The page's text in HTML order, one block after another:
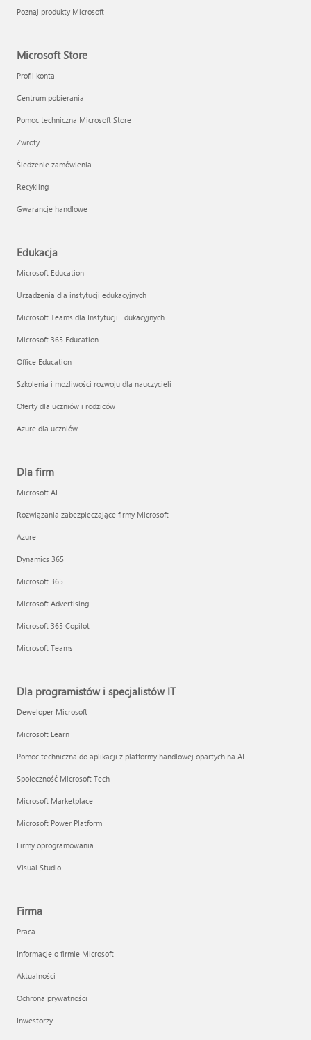
Poznaj produkty Microsoft
Microsoft Store
Profil konta
Centrum pobierania
Pomoc techniczna Microsoft Store
Zwroty
Śledzenie zamówienia
Recykling
Gwarancje handlowe
Edukacja
Microsoft Education
Urządzenia dla instytucji edukacyjnych
Microsoft Teams dla Instytucji Edukacyjnych
Microsoft 365 Education
Office Education
Szkolenia i możliwości rozwoju dla nauczycieli
Oferty dla uczniów i rodziców
Azure dla uczniów
Dla firm
Microsoft AI
Rozwiązania zabezpieczające firmy Microsoft
Azure
Dynamics 365
Microsoft 365
Microsoft Advertising
Microsoft 365 Copilot
Microsoft Teams
Dla programistów i specjalistów IT
Deweloper Microsoft
Microsoft Learn
Pomoc techniczna do aplikacji z platformy handlowej opartych na AI
Społeczność Microsoft Tech
Microsoft Marketplace
Microsoft Power Platform
Firmy oprogramowania
Visual Studio
Firma
Praca
Informacje o firmie Microsoft
Aktualności
Ochrona prywatności
Inwestorzy